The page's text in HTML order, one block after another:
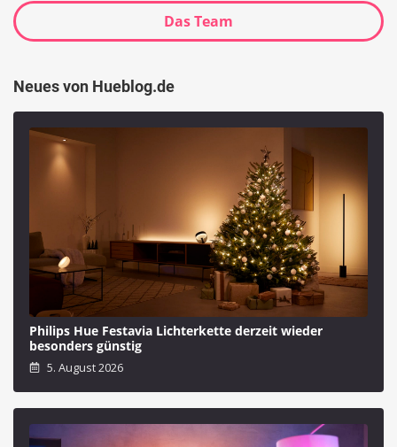
Das Team
Neues von Hueblog.de
Philips Hue Festavia Lichterkette derzeit wieder
besonders günstig
5. August 2026